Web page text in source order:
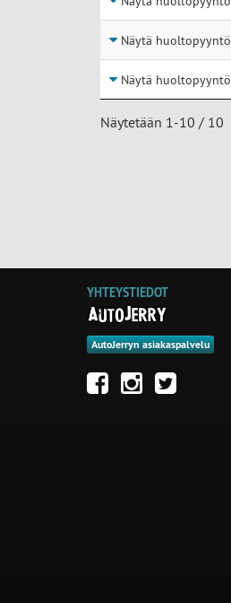
Näytä huoltopyyntö
Näytä huoltopyyntö
Näytetään 1-10 / 10
YHTEYSTIEDOT
AutoJerryn asiakaspalvelu